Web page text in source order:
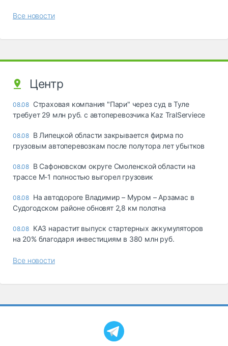
Все новости
Центр
08.08 Страховая компания "Пари" через суд в Туле
требует 29 млн руб. с автоперевозчика Kaz TralServiece
08.08 В Липецкой области закрывается фирма по
грузовым автоперевозкам после полутора лет убытков
08.08 В Сафоновском округе Смоленской области на
трассе М-1 полностью выгорел грузовик
08.08 На автодороге Владимир – Муром – Арзамас в
Судогодском районе обновят 2,8 км полотна
08.08 КАЗ нарастит выпуск стартерных аккумуляторов
на 20% благодаря инвестициям в 380 млн руб.
Все новости